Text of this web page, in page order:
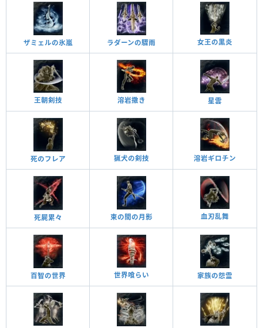
ザミェルの氷嵐 ラダーンの驟雨 女王の黒炎
王朝剣技 溶岩撒き 星雲
死のフレア 猟犬の剣技 溶岩ギロチン
死屍累々 束の間の月影 血刃乱舞
百智の世界 世界喰らい 家族の怨霊